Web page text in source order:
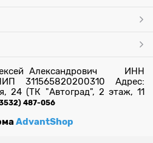
Александрович ИНН
311565820200310 Адрес:
24 (ТК "Автоград", 2 этаж, 11
487-056
AdvantShop